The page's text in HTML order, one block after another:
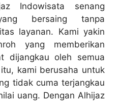
Indowisata senang
bersaing tanpa
layanan. Kami yakin
yang memberikan
dijangkau oleh semua
kami berusaha untuk
tidak cuma terjangkau
uang. Dengan Alhijaz